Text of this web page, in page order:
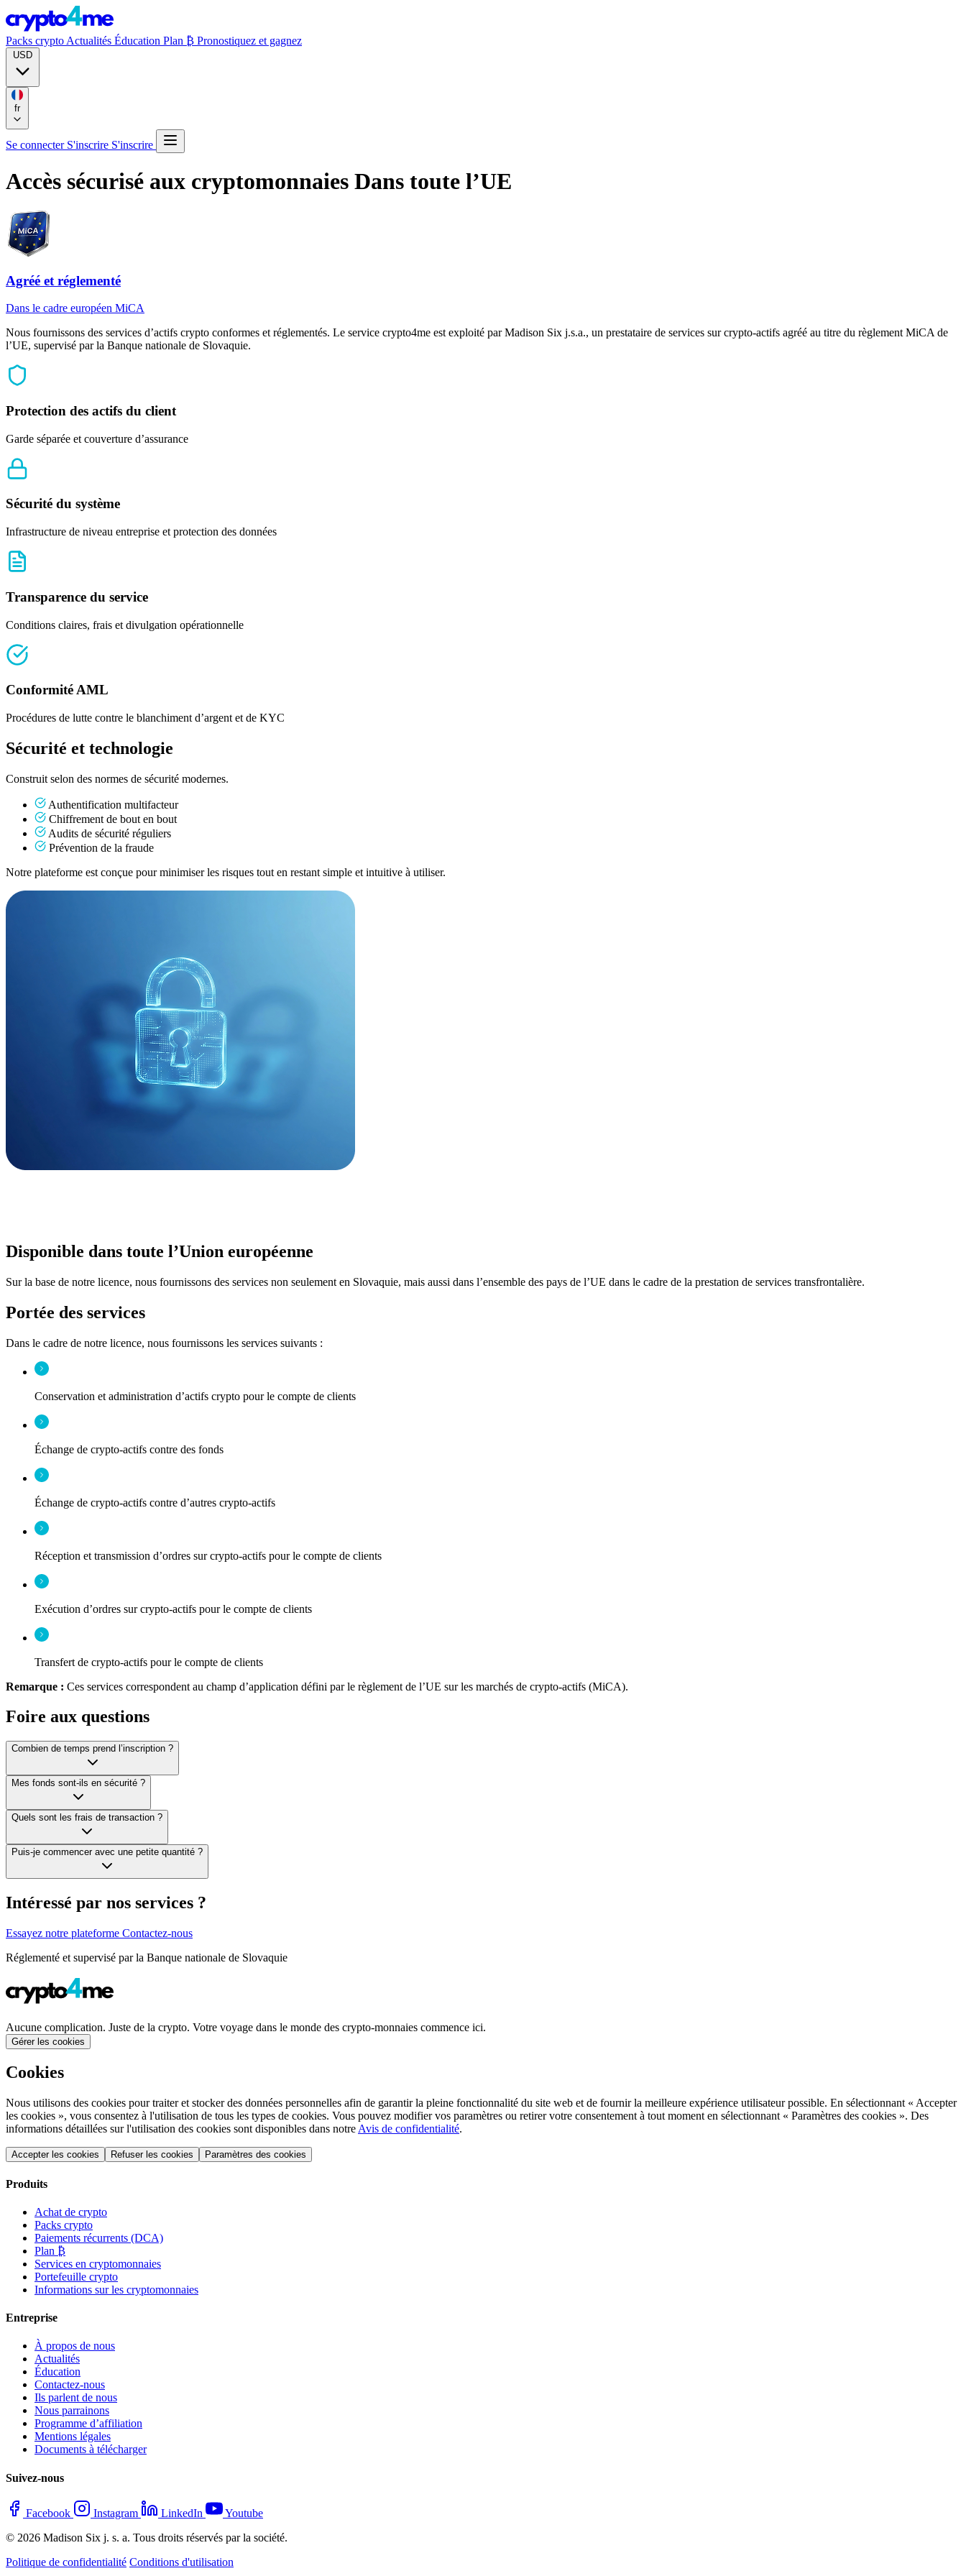
Packs crypto Actualités Éducation Plan ₿ Pronostiquez et gagnez
fr
Se connecter S'inscrire S'inscrire
Accès sécurisé aux cryptomonnaies Dans toute l’UE
Agréé et réglementé
Dans le cadre européen MiCA
Nous fournissons des services d’actifs crypto conformes et réglementés. Le service crypto4me est exploité par Madison Six j.s.a., un prestataire de services sur crypto-actifs agréé au titre du règlement MiCA de
l’UE, supervisé par la Banque nationale de Slovaquie.
Protection des actifs du client
Garde séparée et couverture d’assurance
Sécurité du système
Infrastructure de niveau entreprise et protection des données
Transparence du service
Conditions claires, frais et divulgation opérationnelle
Conformité AML
Procédures de lutte contre le blanchiment d’argent et de KYC
Sécurité et technologie
Construit selon des normes de sécurité modernes.
Authentification multifacteur
Chiffrement de bout en bout
Audits de sécurité réguliers
Prévention de la fraude
Notre plateforme est conçue pour minimiser les risques tout en restant simple et intuitive à utiliser.
Disponible dans toute l’Union européenne
Sur la base de notre licence, nous fournissons des services non seulement en Slovaquie, mais aussi dans l’ensemble des pays de l’UE dans le cadre de la prestation de services transfrontalière.
Portée des services
Dans le cadre de notre licence, nous fournissons les services suivants :
Conservation et administration d’actifs crypto pour le compte de clients
Échange de crypto-actifs contre des fonds
Échange de crypto-actifs contre d’autres crypto-actifs
Réception et transmission d’ordres sur crypto-actifs pour le compte de clients
Exécution d’ordres sur crypto-actifs pour le compte de clients
Transfert de crypto-actifs pour le compte de clients
Remarque : Ces services correspondent au champ d’application défini par le règlement de l’UE sur les marchés de crypto-actifs (MiCA).
Foire aux questions
Combien de temps prend l’inscription ?
Mes fonds sont-ils en sécurité ?
Quels sont les frais de transaction ?
Puis-je commencer avec une petite quantité ?
Intéressé par nos services ?
Essayez notre plateforme Contactez-nous
Réglementé et supervisé par la Banque nationale de Slovaquie
Aucune complication. Juste de la crypto. Votre voyage dans le monde des crypto-monnaies commence ici.
Gérer les cookies
Cookies
Nous utilisons des cookies pour traiter et stocker des données personnelles afin de garantir la pleine fonctionnalité du site web et de fournir la meilleure expérience utilisateur possible. En sélectionnant « Accepter
les cookies », vous consentez à l'utilisation de tous les types de cookies. Vous pouvez modifier vos paramètres ou retirer votre consentement à tout moment en sélectionnant « Paramètres des cookies ». Des
informations détaillées sur l'utilisation des cookies sont disponibles dans notre Avis de confidentialité.
Accepter les cookies Refuser les cookies Paramètres des cookies
Produits
Achat de crypto
Packs crypto
Paiements récurrents (DCA)
Plan ₿
Services en cryptomonnaies
Portefeuille crypto
Informations sur les cryptomonnaies
Entreprise
À propos de nous
Actualités
Éducation
Contactez-nous
Ils parlent de nous
Nous parrainons
Programme d’affiliation
Mentions légales
Documents à télécharger
Suivez-nous
Facebook Instagram LinkedIn
Youtube
© 2026 Madison Six j. s. a. Tous droits réservés par la société.
Politique de confidentialité Conditions d'utilisation